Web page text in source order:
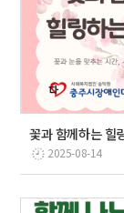
꽃과 함께하는 힐
2025-08-14